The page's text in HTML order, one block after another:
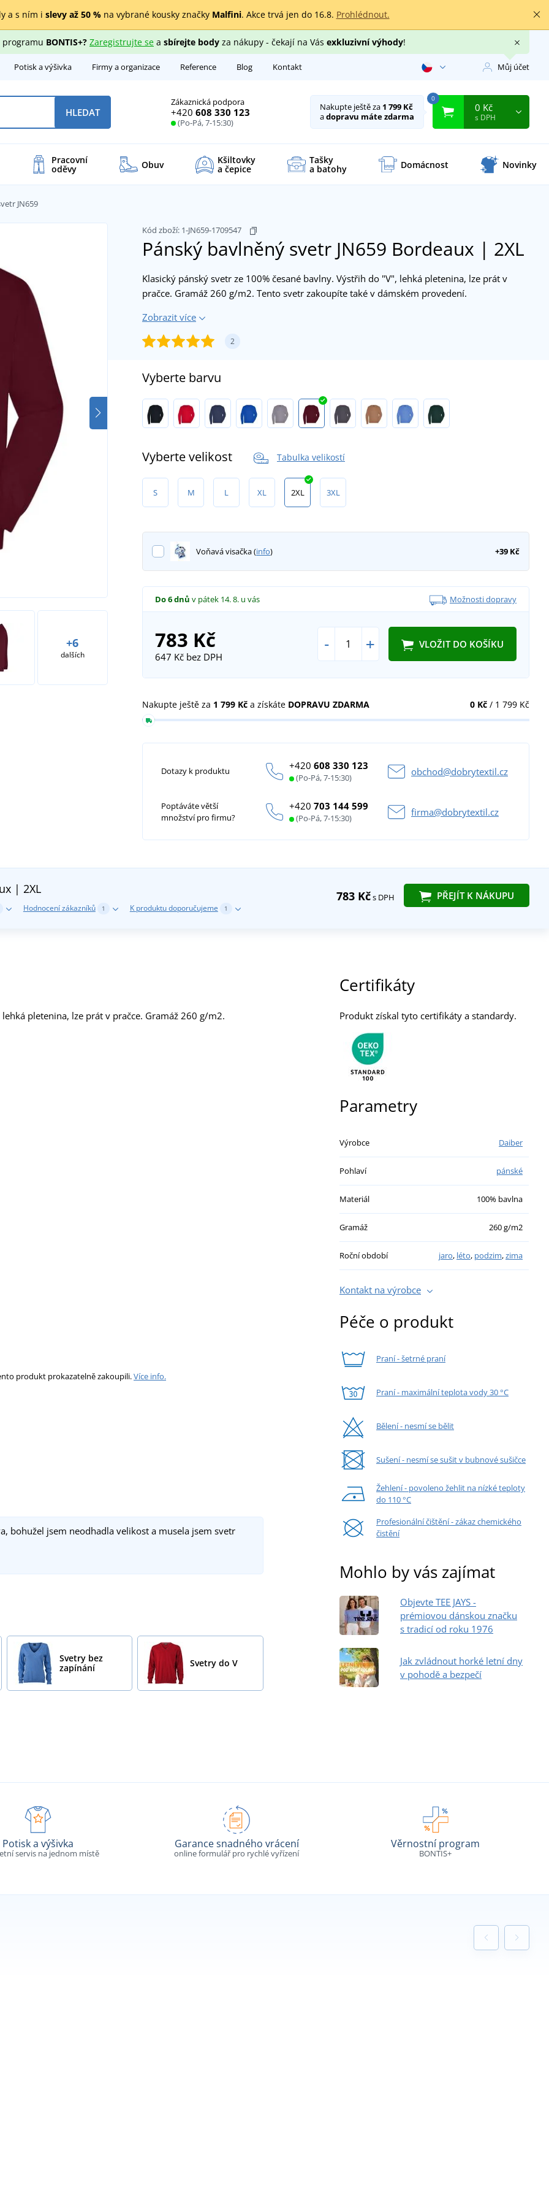
a s ním i slevy až 50 %na vybrané kousky značky Malfini. Akce trvá jen do 16.8. Prohlédnout.
programu BONTIS+? Zaregistrujte sea sbírejte bodyza nákupy - čekají na Vás exkluzivní výhody!
Potisk a výšivka Firmy a organizace Reference Blog Kontakt Můj účet
Zákaznická podpora
+420 608 330 123
(Po-Pá, 7-15:30)
HLEDAT Nakupte ještě za 1 799 Kč
adopravu máte zdarma
0
0 Kč
s DPH
Pracovní
oděvy Obuv Kšiltovky
a čepice
Tašky
a batohy Domácnost Novinky
JN659
Kód zboží: 1-JN659-1709547
Pánský bavlněný svetr JN659 Bordeaux | 2XL
+6
dalších
Klasický pánský svetr ze 100% česané bavlny. Výstřih do "V", lehká pletenina, lze prát v
pračce. Gramáž 260 g/m2. Tento svetr zakoupíte také v dámském provedení.
Zobrazit více
2
Vyberte barvu
Vyberte velikost Tabulka velikostí
S M L XL 2XL 3XL
Voňavá visačka (info) +39 Kč
Do 6 dnů v pátek 14. 8. u vás Možnosti dopravy
783 Kč
647 Kčbez DPH
- + VLOŽIT DO KOŠÍKU
0 Kč/ 1 799 Kč
Nakupte ještě za 1 799 Kč a získáte DOPRAVU ZDARMA
Dotazy k produktu +420608 330 123
(Po-Pá, 7-15:30)
obchod@dobrytextil.cz
Poptáváte větší
množství pro firmu?
+420703 144 599
(Po-Pá, 7-15:30)
firma@dobrytextil.cz
783 Kčs DPH PŘEJÍT K NÁKUPU
| 2XL
Hodnocení zákazníků 1 K produktu doporučujeme 1
pletenina, lze prát v pračce. Gramáž 260 g/m2.
produkt prokazatelně zakoupili.Více info.
bohužel jsem neodhadla velikost a musela jsem svetr
Svetry bez
zapínání
Svetry do V
Certifikáty
Produkt získal tyto certifikáty a standardy.
Parametry
Výrobce Daiber
Pohlaví pánské
Materiál 100% bavlna
Gramáž 260 g/m2
Roční období jaro, léto, podzim,zima
Kontakt na výrobce
Péče o produkt
Praní - šetrné praní
Praní - maximální teplota vody 30 °C
Bělení - nesmí se bělit
Sušení - nesmí se sušit v bubnové sušičce
Žehlení - povoleno žehlit na nízké teploty
do 110 °C
Profesionální čištění - zákaz chemického
čistění
Mohlo by vás zajímat
Objevte TEE JAYS -
prémiovou dánskou značku
s tradicí od roku 1976
Jak zvládnout horké letní dny
v pohodě a bezpečí
Potisk a výšivka
servis na jednom místě
Garance snadného vrácení
online formulář pro rychlé vyřízení
Věrnostní program
BONTIS+